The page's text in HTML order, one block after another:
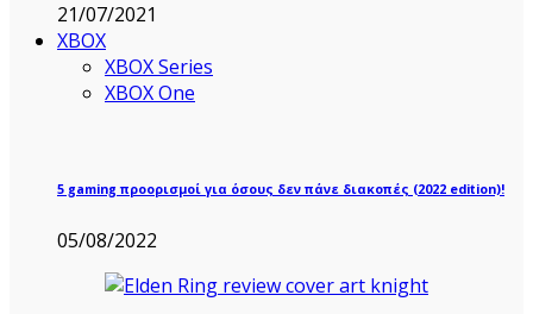
21/07/2021
XBOX
XBOX Series
XBOX One
5 gaming προορισμοί για όσους δεν πάνε διακοπές (2022 edition)!
05/08/2022